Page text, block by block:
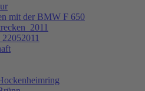
mit der BMW F 650